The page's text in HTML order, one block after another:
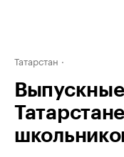
Татарстан